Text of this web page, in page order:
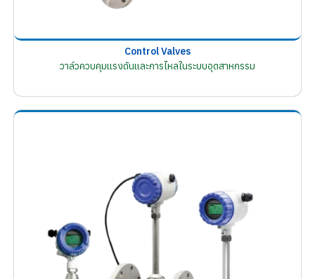
Control Valves
วาล์วควบคุมแรงดันและการไหลในระบบอุตสาหกรรม